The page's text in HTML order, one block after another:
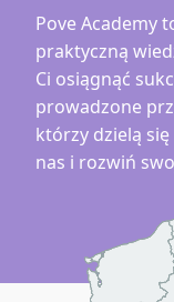
Pove Academy
praktyczną
Ci osiągnąć
prowadzone
którzy dzielą się
nas i rozwiń